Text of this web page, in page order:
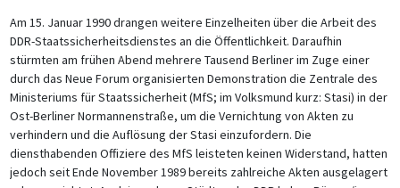
Am 15. Januar 1990 drangen weitere Einzelheiten über die Arbeit des
DDR-Staatssicherheitsdienstes an die Öffentlichkeit. Daraufhin
stürmten am frühen Abend mehrere Tausend Berliner im Zuge einer
durch das Neue Forum organisierten Demonstration die Zentrale des
Ministeriums für Staatssicherheit (MfS; im Volksmund kurz: Stasi) in der
Ost-Berliner Normannenstraße, um die Vernichtung von Akten zu
verhindern und die Auflösung der Stasi einzufordern. Die
diensthabenden Offiziere des MfS leisteten keinen Widerstand, hatten
jedoch seit Ende November 1989 bereits zahlreiche Akten ausgelagert